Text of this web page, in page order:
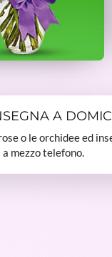
A
o le orchidee ed
mezzo telefono.